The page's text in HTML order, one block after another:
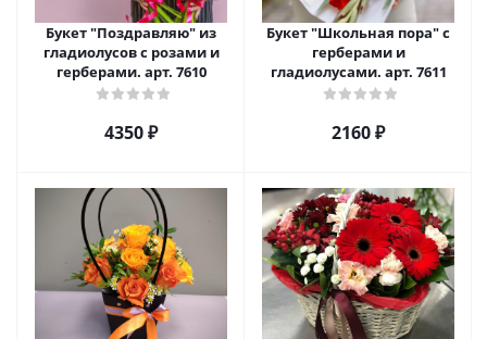
Букет "Поздравляю" из
гладиолусов с розами и
герберами. арт. 7610
4350 ₽
Букет "Школьная пора" с
герберами и
гладиолусами. арт. 7611
2160 ₽